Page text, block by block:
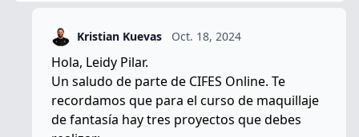
Kristian Kuevas Oct. 18, 2024
Hola, Leidy Pilar.
Un saludo de parte de CIFES Online. Te
recordamos que para el curso de maquillaje
de fantasía hay tres proyectos que debes